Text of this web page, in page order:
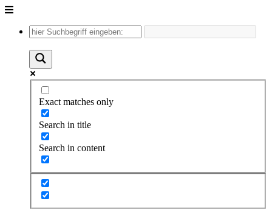
Unter
Inhalt
Exact matches only
Search in title
Search in content